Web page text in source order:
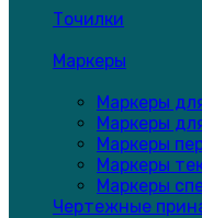
Точилки
Маркеры
Маркеры
Маркеры
Маркеры
Маркеры
Маркеры
Чертежные